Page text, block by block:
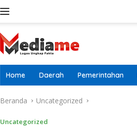
Home Daerah Pemerintahan
Beranda Uncategorized
Uncategorized